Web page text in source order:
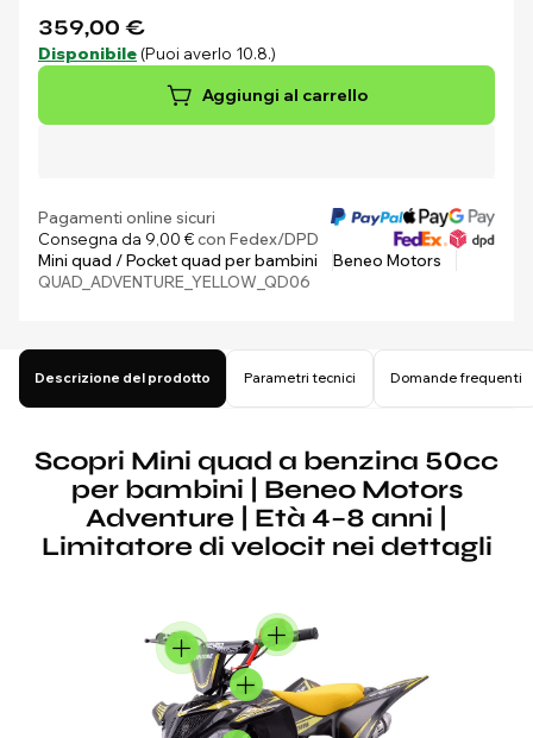
359,00 €
Disponibile (Puoi averlo 10.8.)
Aggiungi al carrello
Pagamenti online sicuri
Consegna da 9,00 €con Fedex/DPD
Mini quad / Pocket quad per bambini
Beneo Motors
QUAD_ADVENTURE_YELLOW_QD06
Descrizione del prodotto Parametri tecnici Domande frequenti
Scopri Mini quad a benzina 50cc
per bambini | Beneo Motors
Adventure | Età 4–8 anni |
Limitatore di velocit nei dettagli